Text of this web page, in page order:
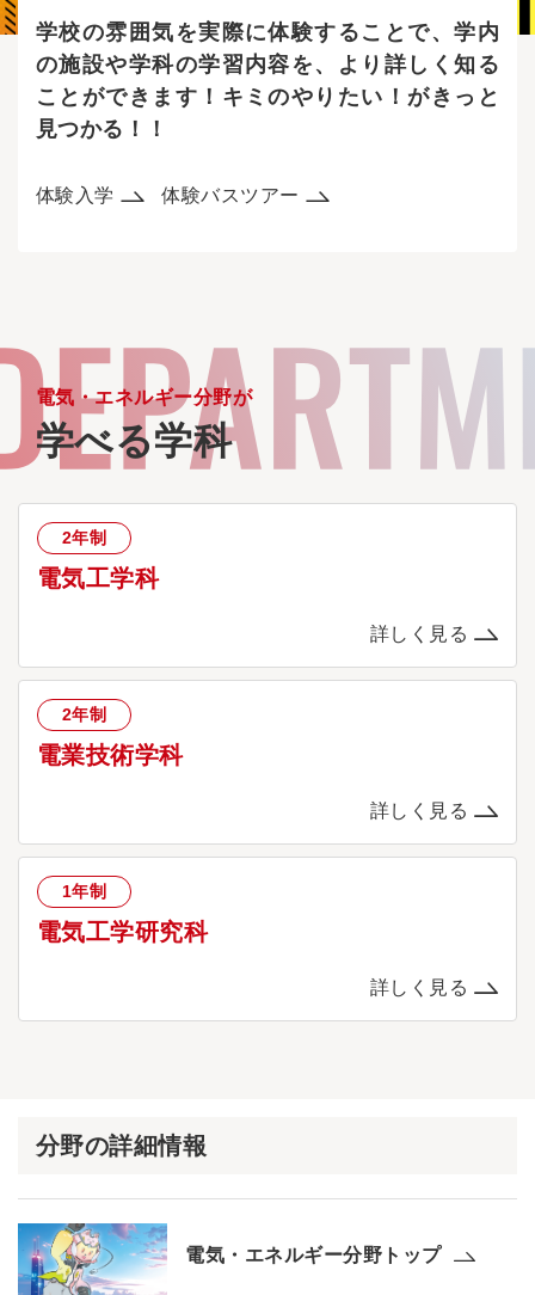
学校の雰囲気を実際に体験することで、学内
の施設や学科の学習内容を、より詳しく知る
ことができます！ キミのやりたい！がきっと
見つかる！！
体験入学 体験バスツアー
電気・エネルギー分野が
学べる学科
2年制
電気工学科
詳しく見る
2年制
電業技術学科
詳しく見る
1年制
電気工学研究科
詳しく見る
分野の詳細情報
電気・エネルギー分野トップ